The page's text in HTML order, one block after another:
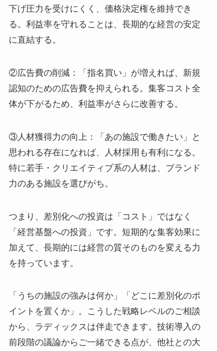
下げ圧力を受けにくく、価格決定権を維持でき
る。利益率を守れることは、長期的な経営の安定
に直結する。
②広告費の削減：「指名買い」が増えれば、新規
認知のための広告費を抑えられる。集客コスト全
体が下がるため、利益率がさらに改善する。
③人材獲得力の向上：「あの施設で働きたい」と
思われる存在になれば、人材採用も有利になる。
特に若手・クリエイティブ系の人材は、ブランド
力のある施設を選びがち。
つまり、差別化への投資は「コスト」ではなく
「経営基盤への投資」です。短期的な集客効果に
加えて、長期的には経営の質そのものを変える力
を持っています。
「うちの施設の強みは何か」「どこに差別化のポ
イントを置くか」。こうした戦略レベルのご相談
から、ラディックスは伴走できます。技術導入の
前段階の議論からご一緒できる点が、他社との大